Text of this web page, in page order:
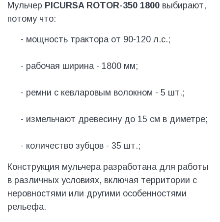
Мульчер PICURSA ROTOR-350 1800 выбирают,
потому что:
- мощность трактора от 90-120 л.с.;
- рабочая ширина - 1800 мм;
- ремни с кевларовым волокном - 5 шт.;
- измельчают древесину до 15 см в диметре;
- количество зубцов - 35 шт.;
Конструкция мульчера разработана для работы
в различных условиях, включая территории с
неровностями или другими особенностями
рельефа.